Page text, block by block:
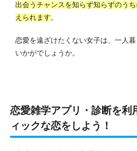
出会うチャンスを知らず知らずのう
えられます。
恋愛を遠ざけたくない女子は、一人
いかがでしょうか。
恋愛雑学アプリ・診断を利
ィックな恋をしよう！